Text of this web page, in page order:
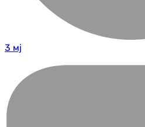
3 мј